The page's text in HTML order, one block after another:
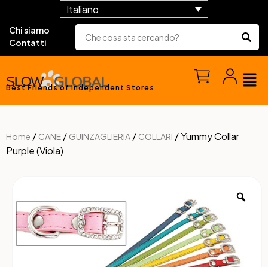
Italiano
Chi siamo
Contatti
Best Friends of Independent Stores
Home / CANE / GUINZAGLIERIA / COLLARI / Yummy Collar
Purple (Viola)